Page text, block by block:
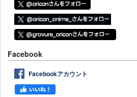
Facebook
Facebookアカウント